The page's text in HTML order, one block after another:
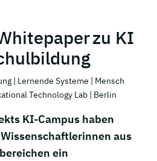
zu KI
| Lernende Systeme | Mensch
Technology Lab | Berlin
KI-Campus haben
aus
ein